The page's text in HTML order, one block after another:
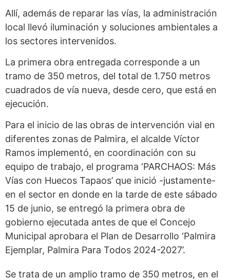
Allí, además de reparar las vías, la administración
local llevó iluminación y soluciones ambientales a
los sectores intervenidos.
La primera obra entregada corresponde a un
tramo de 350 metros, del total de 1.750 metros
cuadrados de vía nueva, desde cero, que está en
ejecución.
Para el inicio de las obras de intervención vial en
diferentes zonas de Palmira, el alcalde Víctor
Ramos implementó, en coordinación con su
equipo de trabajo, el programa ‘PARCHAOS: Más
Vías con Huecos Tapaos’ que inició -justamente-
en el sector en donde en la tarde de este sábado
15 de junio, se entregó la primera obra de
gobierno ejecutada antes de que el Concejo
Municipal aprobara el Plan de Desarrollo ‘Palmira
Ejemplar, Palmira Para Todos 2024-2027’.
Se trata de un amplio tramo de 350 metros, en el